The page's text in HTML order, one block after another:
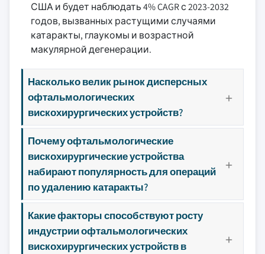
США и будет наблюдать 4% CAGR с 2023-2032
годов, вызванных растущими случаями
катаракты, глаукомы и возрастной
макулярной дегенерации.
Насколько велик рынок дисперсных
офтальмологических
вискохирургических устройств?
Почему офтальмологические
вискохирургические устройства
набирают популярность для операций
по удалению катаракты?
Какие факторы способствуют росту
индустрии офтальмологических
вискохирургических устройств в